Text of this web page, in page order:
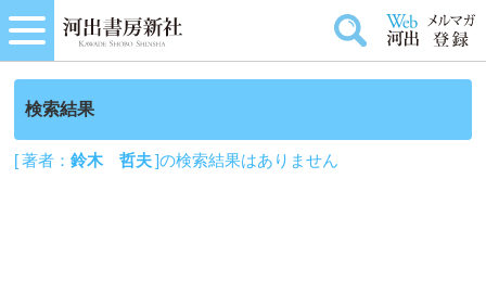
検索結果
[ 著者：鈴木 哲夫]の検索結果はありません